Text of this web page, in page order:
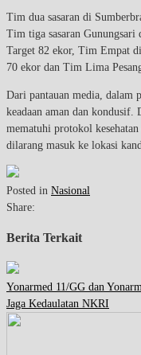
Tim dua sasaran di
Tim tiga sasaran Gunungsari
Target 82 ekor, Tim Empat
70 ekor dan Tim Lima
Dari pantauan media, dalam
keadaan aman dan kondusif.
mematuhi protokol
dilarang masuk ke lokasi
Posted in Nasional
Share:
Berita Terkait
Yonarmed 11/GG dan
Jaga Kedaulatan NKRI